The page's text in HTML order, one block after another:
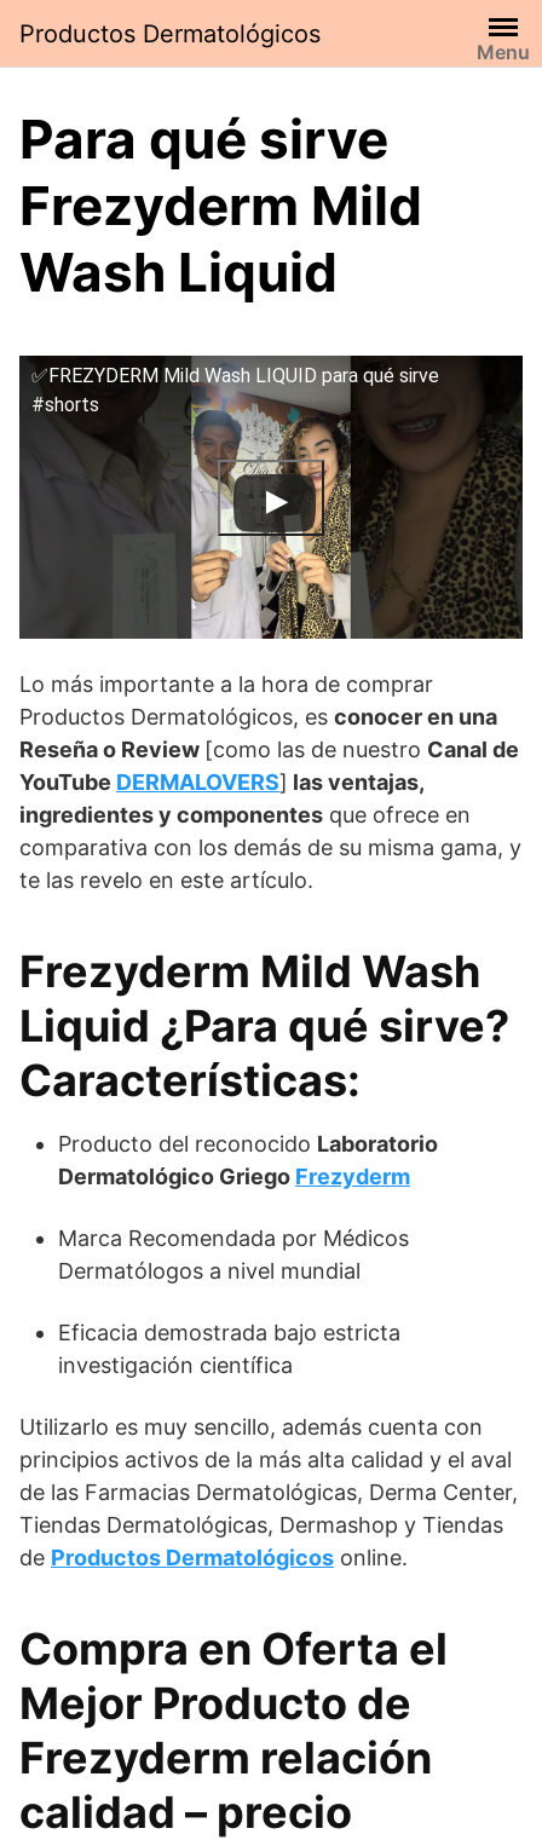
contenido
Productos Dermatológicos
Menu
Para qué sirve
Frezyderm Mild
Wash Liquid
✅FREZYDERM Mild Wash LIQUID para qué sirve
#shorts
Lo más importante a la hora de comprar
Productos Dermatológicos, es conocer en una
Reseña o Review [como las de nuestro Canal de
YouTube DERMALOVERS] las ventajas,
ingredientes y componentes que ofrece en
comparativa con los demás de su misma gama, y
te las revelo en este artículo.
Frezyderm Mild Wash
Liquid ¿Para qué sirve?
Características:
Producto del reconocido Laboratorio
Dermatológico Griego Frezyderm
Marca Recomendada por Médicos
Dermatólogos a nivel mundial
Eficacia demostrada bajo estricta
investigación científica
Utilizarlo es muy sencillo, además cuenta con
principios activos de la más alta calidad y el aval
de las Farmacias Dermatológicas, Derma Center,
Tiendas Dermatológicas, Dermashop y Tiendas
de Productos Dermatológicos online.
Compra en Oferta el
Mejor Producto de
Frezyderm relación
calidad – precio